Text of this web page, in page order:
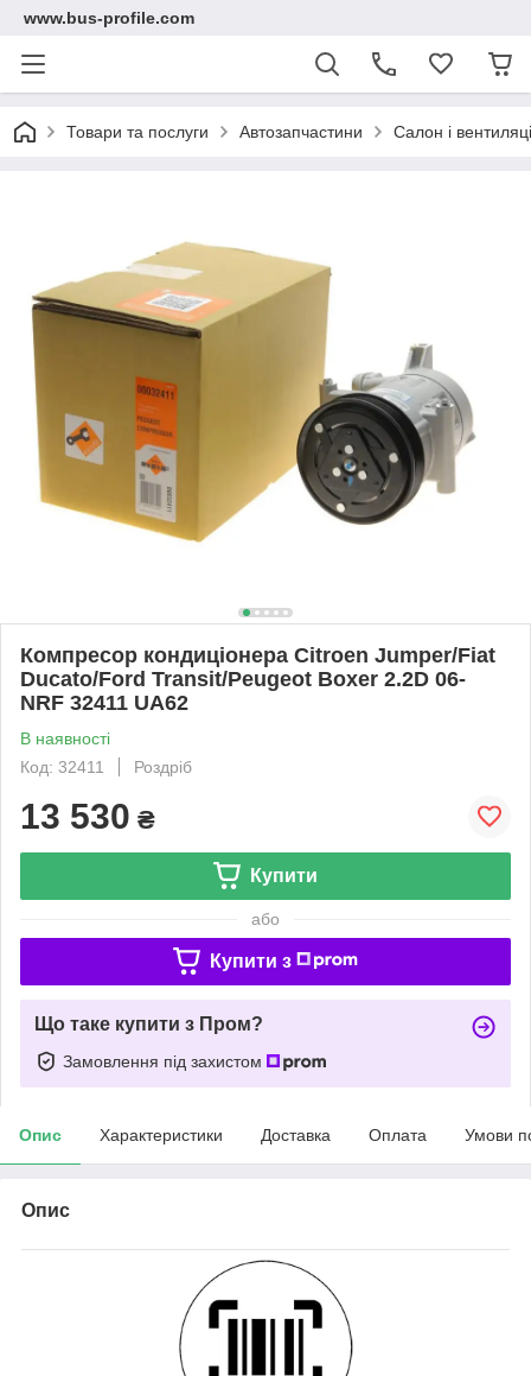
www.bus-profile.com
Товари та послуги Автозапчастини Салон і
Компресор кондиціонера Citroen Jumper/Fiat
Ducato/Ford Transit/Peugeot Boxer 2.2D 06-
NRF 32411 UA62
В наявності
Код: 32411
Роздріб
13 530 ₴
Купити
або
Купити з
Що таке купити з Пром?
Замовлення під захистом
Опис Характеристики Доставка Оплата Умови
Опис